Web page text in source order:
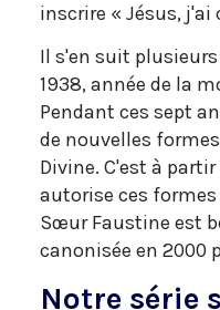
inscrire « Jésus, j'ai
Il s'en suit
1938, année de la
Pendant ces sept
de nouvelles
Divine. C'est à
autorise ces formes
Sœur Faustine est
canonisée en 2000
Notre série